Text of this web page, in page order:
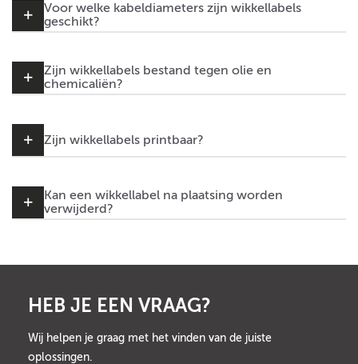
Voor welke kabeldiameters zijn wikkellabels
geschikt?
Zijn wikkellabels bestand tegen olie en
chemicaliën?
Zijn wikkellabels printbaar?
Kan een wikkellabel na plaatsing worden
verwijderd?
HEB JE EEN VRAAG?
Wij helpen je graag met het vinden van de juiste
oplossingen.